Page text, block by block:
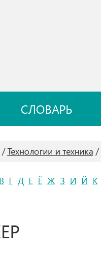
СЛОВАРЬ
Технологии и техника
В Г Д Е Ё Ж З И Й К